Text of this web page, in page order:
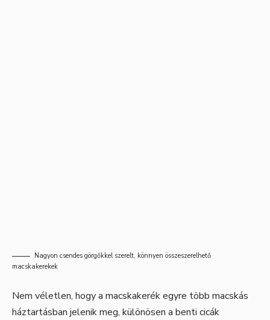
Nagyon csendes görgőkkel szerelt, könnyen összeszerelhető
macskakerekek
Nem véletlen, hogy a macskakerék egyre több macskás
háztartásban jelenik meg, különösen a benti cicák